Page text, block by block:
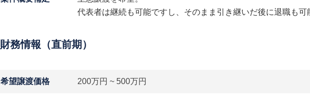
代表者は継続も可能ですし、そのまま引き継いだ後に退職も可
財務情報（直前期）
希望譲渡価格 200万円 ~ 500万円